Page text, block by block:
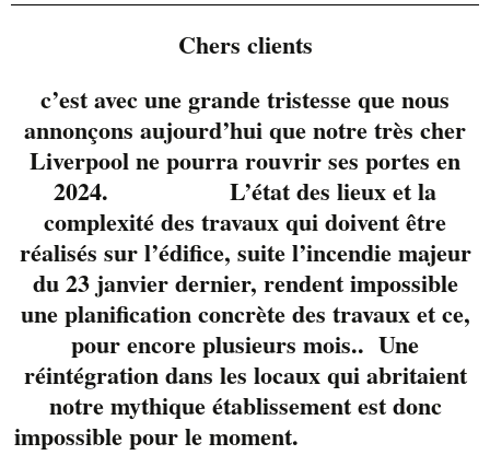
Une nouvelle formule
tous les samedis de
l’été.
Les Soirées Sax & Jazz,
pour une ambiance
musicale et estivale
exceptionnelle qui
agrémentera vos
soupers en couple ou
en groupe.
Le Liverpool Jazz band
Chers clients
c’est avec une grande tristesse que nous
annonçons aujourd’hui que notre très cher
Liverpool ne pourra rouvrir ses portes en
2024. L’état des lieux et la
complexité des travaux qui doivent être
réalisés sur l’édifice, suite l’incendie majeur
du 23 janvier dernier, rendent impossible
une planification concrète des travaux et ce,
pour encore plusieurs mois.. Une
réintégration dans les locaux qui abritaient
notre mythique établissement est donc
impossible pour le moment.